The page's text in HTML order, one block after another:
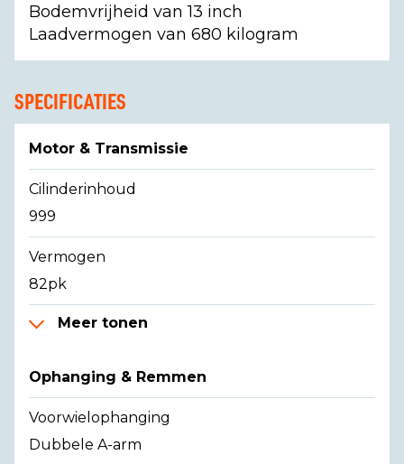
Bodemvrijheid van 13 inch
Laadvermogen van 680 kilogram
SPECIFICATIES
Motor & Transmissie
Cilinderinhoud
999
Vermogen
82pk
Meer tonen
Ophanging & Remmen
Voorwielophanging
Dubbele A-arm